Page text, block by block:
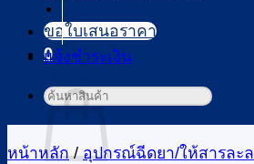
0
ขอใบเสนอราคา
แจ้งชำระเงิน
ค้นหา:
หน้าหลัก / อุปกรณ์ฉีดยา/ให้สารละ